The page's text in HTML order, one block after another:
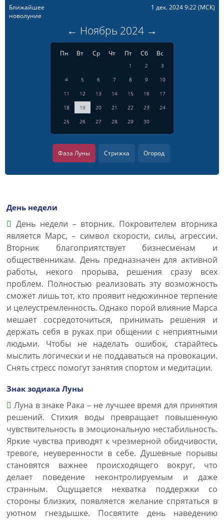
Ближайшее
новолуние
1 дек. 2024 9:22(МСК)
← Ноябрь 2024 →
Пн Вт Ср Чт Пт Сб Вс
1 2
3
4
5 6 7 8 9
10
11
12 13 14 15 16
17
18
19 20 21 22 23
24
25
26 27 28 29 30
Фаза Луны Стрижка Огород
День недели
День недели – вторник. Покровителем вторника
является Марс, – символ скорости, силы, агрессии.
Вторник благоприятствует бизнесменам и
общественникам. День предназначен для активной
работы, некого прорыва, решения сразу всех
проблем. Полностью реализовать эту возможность
сможет лишь тот, кто проявит недюжинное терпение
и целеустремленность. Однако порой влияние Марса
мешает сосредоточиться, принимать решения и
держать себя в руках при общении с неприятными
людьми. Чтобы не наделать ошибок, старайтесь
мыслить логически и не поддаваться на провокации.
Снять стресс помогут занятия спортом и медитации.
Знак зодиака Луны
Луна в знаке Рака – не лучшее время для принятия
решений. Стихия воды превращает повышенную
чувствительность в эмоциональную нестабильность.
Яркие чувства приводят к чрезмерной обидчивости,
тревоге, неуверенности в себе. Душевные порывы
становятся важнее происходящего вокруг, что
делает поведение неконтролируемым и даже
странным. Ощущается нехватка поддержки со
стороны близких, появляется желание спрятаться в
уютном гнездышке. Посвятите день наведению